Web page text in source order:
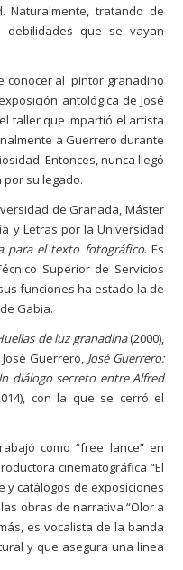
Naturalmente, tratando de
que se vayan
conocer al pintor granadino
antológica de José
taller que impartió el artista
a Guerrero durante
Entonces, nunca llegó
su legado.
de Granada, Máster
y Letras por la Universidad
para el texto fotográfico. Es
Superior de Servicios
funciones ha estado la de
Gabia.
de luz granadina(2000),
Guerrero, José Guerrero:
diálogo secreto entre Alfred
con la que se cerró el
como “free lance” en
cinematográfica “El
y catálogos de exposiciones
obras de narrativa “Olor a
es vocalista de la banda
y que asegura una línea